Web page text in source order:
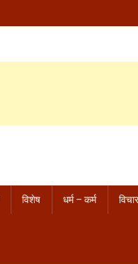
विशेष धर्म – कर्म